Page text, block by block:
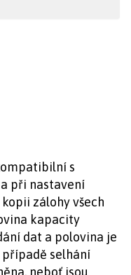
s
při nastavení
zálohy všech
kapacity
dat a polovina je
selhání
neboť jsou